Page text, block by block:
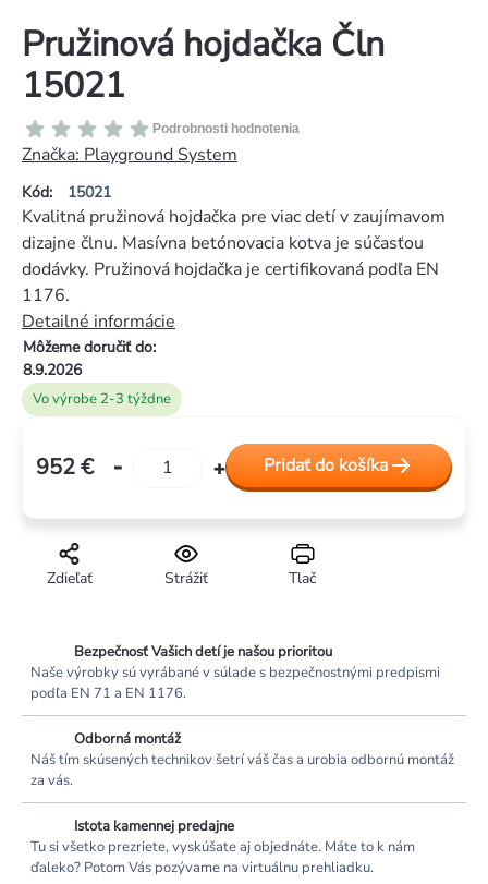
Pružinová hojdačka Čln
15021
Kód: 15021
Priemerné
hodnotenie
produktu
je
0,0
5
hviezdičiek.
Podrobnosti hodnotenia
Značka: Playground System
Vo výrobe 2-3 týždne
Môžeme doručiť do:
8.9.2026
Kvalitná pružinová hojdačka pre viac detí v zaujímavom
dizajne člnu. Masívna betónovacia kotva je súčasťou
dodávky. Pružinová hojdačka je certifikovaná podľa EN
1176.
Detailné informácie
Tlač
Strážiť
Zdieľať
952 €
Jednotková
Pridať do košíka
Bezpečnosť Vašich detí je našou prioritou
Naše výrobky sú vyrábané v súlade s bezpečnostnými predpismi
podľa EN 71 a EN 1176.
Odborná montáž
Náš tím skúsených technikov šetrí váš čas a urobia odbornú montáž
za vás.
Istota kamennej predajne
Tu si všetko prezriete, vyskúšate aj objednáte. Máte to k nám
ďaleko? Potom Vás pozývame na virtuálnu prehliadku.